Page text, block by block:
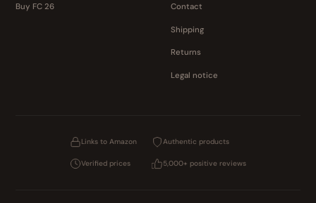
Buy FC 26 Contact
Shipping
Returns
Legal notice
Links to Amazon Authentic products
Verified prices 5,000+ positive reviews